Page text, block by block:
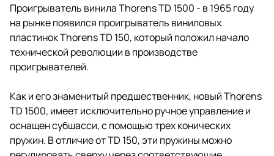
Проигрыватель винила Thorens TD 1500 - в 1965 году
на рынке появился проигрыватель виниловых
пластинок Thorens TD 150, который положил начало
технической революции в производстве
проигрывателей.
Как и его знаменитый предшественник, новый Thorens
TD 1500, имеет исключительно ручное управление и
оснащен субшасси, с помощью трех конических
пружин. В отличие от TD 150, эти пружины можно